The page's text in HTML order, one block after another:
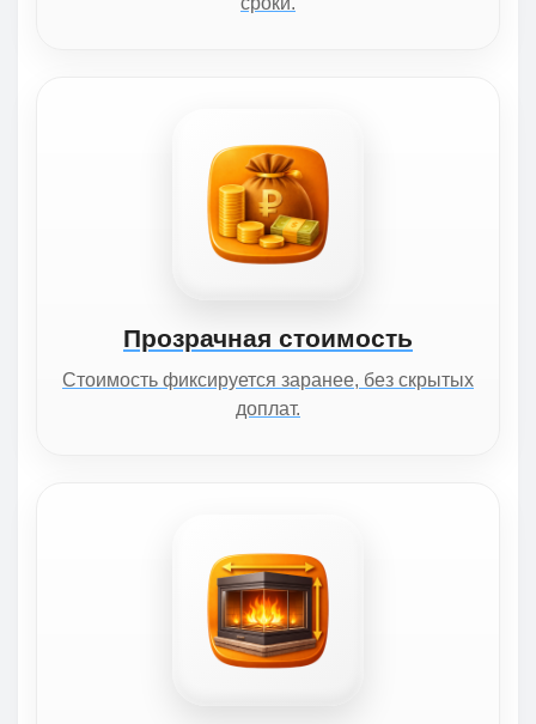
Прозрачная стоимость
Стоимость фиксируется заранее, без скрытых
доплат.